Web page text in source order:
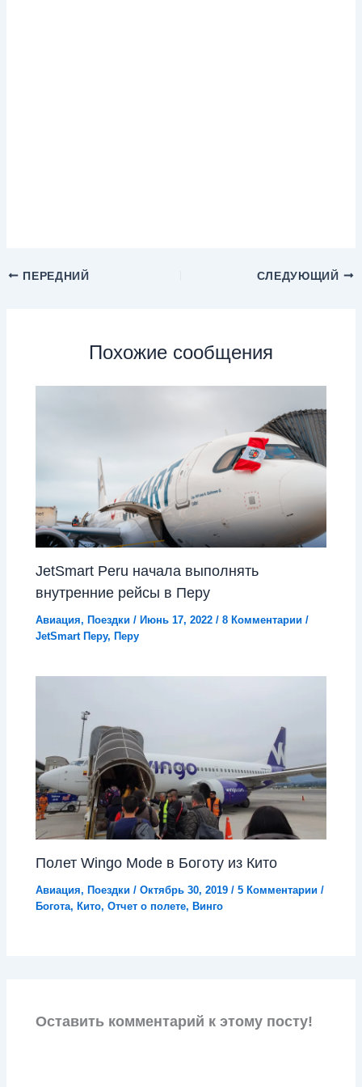
ПЕРЕДНИЙ СЛЕДУЮЩИЙ
Похожие сообщения
JetSmart Peru начала выполнять
внутренние рейсы в Перу
Авиация, Поездки / Июнь 17, 2022/8 Комментарии /
JetSmart Перу, Перу
Полет Wingo Mode в Боготу из Кито
Авиация, Поездки /Октябрь 30, 2019/5 Комментарии /
Богота, Кито,Отчет о полете, Винго
Оставить комментарий к этому посту!